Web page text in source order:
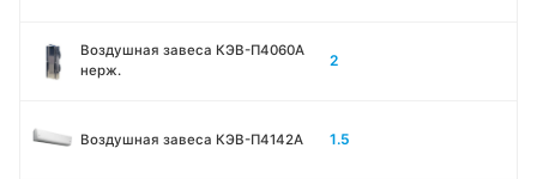
Воздушная завеса КЭВ-П4060A
нерж.
2
Воздушная завеса КЭВ-П4142A 1.5